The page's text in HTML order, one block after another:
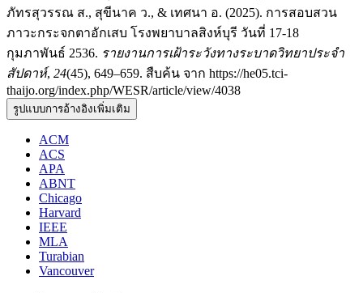
ภัทรสุวรรณ ส., สุขีนาค ว., & เทศนา อ. (2025). การสอบสวน
ภาวะกระจกตาอักเสบ โรงพยาบาลสิงห์บุรี วันที่ 17-18
กุมภาพันธ์ 2536. รายงานการเฝ้าระวังทางระบาดวิทยาประจำ
สัปดาห์, 24(45), 649–659. สืบค้น จาก https://he05.tci-
thaijo.org/index.php/WESR/article/view/4038
รูปแบบการอ้างอิงเพิ่มเติม
ACM
ACS
APA
ABNT
Chicago
Harvard
IEEE
MLA
Turabian
Vancouver